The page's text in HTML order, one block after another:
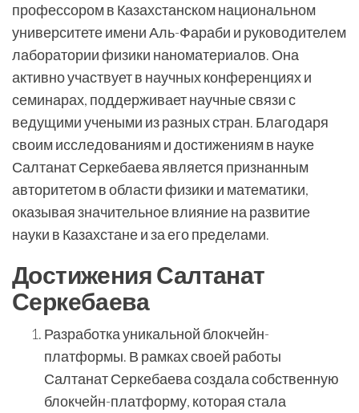
профессором в Казахстанском национальном
университете имени Аль-Фараби и руководителем
лаборатории физики наноматериалов. Она
активно участвует в научных конференциях и
семинарах, поддерживает научные связи с
ведущими учеными из разных стран. Благодаря
своим исследованиям и достижениям в науке
Салтанат Серкебаева является признанным
авторитетом в области физики и математики,
оказывая значительное влияние на развитие
науки в Казахстане и за его пределами.
Достижения Салтанат
Серкебаева
Разработка уникальной блокчейн-
платформы. В рамках своей работы
Салтанат Серкебаева создала собственную
блокчейн-платформу, которая стала